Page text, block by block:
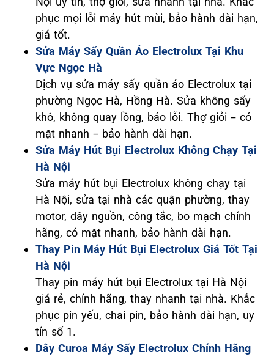
phục mọi lỗi máy hút mùi, bảo hành dài hạn,
giá tốt.
Sửa Máy Sấy Quần Áo Electrolux Tại Khu
Vực Ngọc Hà
Dịch vụ sửa máy sấy quần áo Electrolux tại
phường Ngọc Hà, Hồng Hà. Sửa không sấy
khô, không quay lồng, báo lỗi. Thợ giỏi – có
mặt nhanh – bảo hành dài hạn.
Sửa Máy Hút Bụi Electrolux Không Chạy Tại
Hà Nội
Sửa máy hút bụi Electrolux không chạy tại
Hà Nội, sửa tại nhà các quận phường, thay
motor, dây nguồn, công tắc, bo mạch chính
hãng, có mặt nhanh, bảo hành dài hạn.
Thay Pin Máy Hút Bụi Electrolux Giá Tốt Tại
Hà Nội
Thay pin máy hút bụi Electrolux tại Hà Nội
giá rẻ, chính hãng, thay nhanh tại nhà. Khắc
phục pin yếu, chai pin, bảo hành dài hạn, uy
tín số 1.
Dây Curoa Máy Sấy Electrolux Chính Hãng